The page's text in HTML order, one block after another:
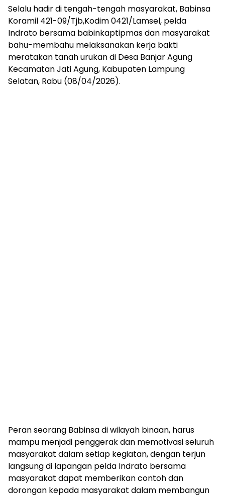
lebih
eksklusif,
bergaya
trendi,
mengandung
unsur
edukasi,
gaya
Selalu hadir di tengah-tengah masyarakat, Babinsa
Koramil 421-09/Tjb,Kodim 0421/Lamsel, pelda
Indrato bersama babinkaptipmas dan masyarakat
bahu-membahu melaksanakan kerja bakti
meratakan tanah urukan di Desa Banjar Agung
Kecamatan Jati Agung, Kabupaten Lampung
Selatan, Rabu (08/04/2026).
Peran seorang Babinsa di wilayah binaan, harus
mampu menjadi penggerak dan memotivasi seluruh
masyarakat dalam setiap kegiatan, dengan terjun
langsung di lapangan pelda Indrato bersama
masyarakat dapat memberikan contoh dan
dorongan kepada masyarakat dalam membangun